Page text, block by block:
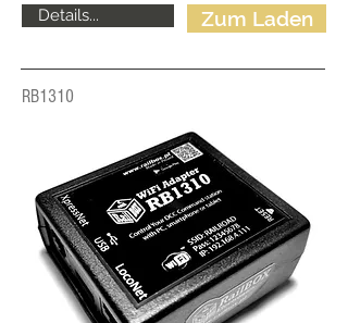
Details...
Zum Laden
RB1310